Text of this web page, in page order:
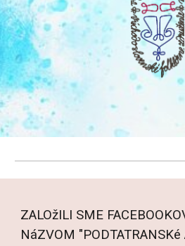
ZALOžILI SME
NáZVOM "PODTATRANSKé